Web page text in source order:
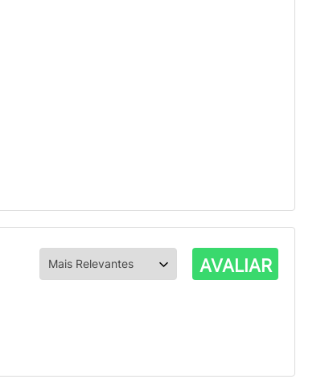
AVALIAR